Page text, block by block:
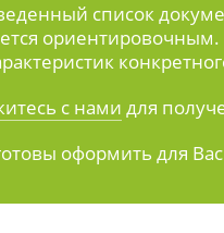
список
с нами для
оформить для